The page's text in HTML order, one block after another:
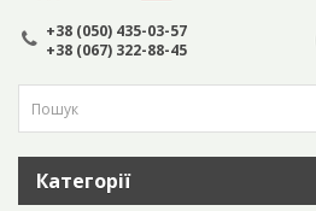
+38 (050) 435-03-57
+38 (067) 322-88-45
Категорії